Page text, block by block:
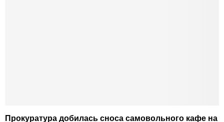
Прокуратура добилась сноса самовольного кафе на